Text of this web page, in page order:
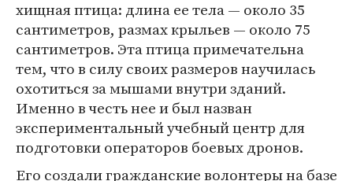
хищная птица: длина ее тела — около 35
сантиметров, размах крыльев — около 75
сантиметров. Эта птица примечательна
тем, что в силу своих размеров научилась
охотиться за мышами внутри зданий.
Именно в честь нее и был назван
экспериментальный учебный центр для
подготовки операторов боевых дронов.
Его создали гражданские волонтеры на базе